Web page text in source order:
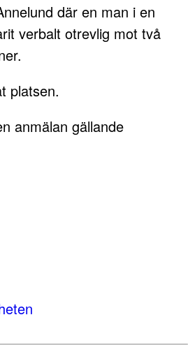
där en man i en
verbalt otrevlig mot två
platsen.
anmälan gällande